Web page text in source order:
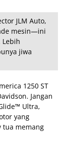
JLM Auto,
mesin—ini
jiwa
1250 ST
Jangan
Ultra,
yang
tua memang